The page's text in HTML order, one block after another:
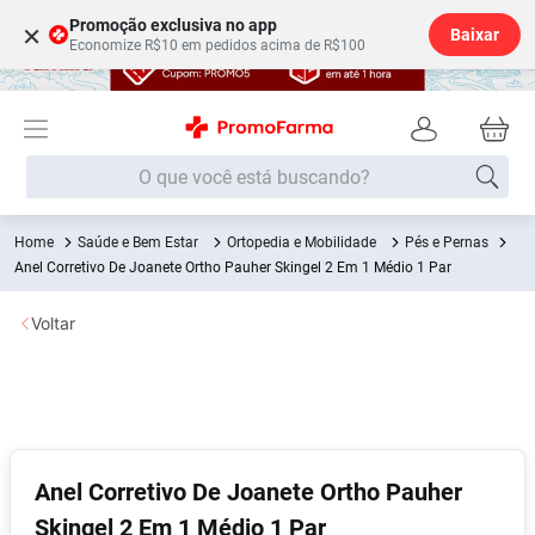
× Promoção exclusiva no app
Economize R$10 em pedidos acima de R$100
Baixar
O que você está buscando?
Saúde e Bem Estar Ortopedia e Mobilidade
Pés e Pernas
Anel Corretivo De Joanete Ortho Pauher Skingel 2 Em 1 Médio 1 Par
Anel Corretivo De Joanete Ortho Pauher
Skingel 2 Em 1 Médio 1 Par
Voltar
Termos mais buscados
1º Fralda
2
5º Fralda G
6º Shampoo
7º Desodorante